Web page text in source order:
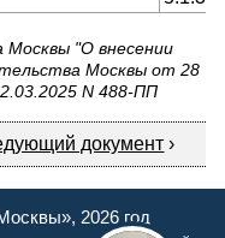
Москвы "О внесении
Москвы от 28
N 488-ПП
документ ›
2026 год